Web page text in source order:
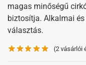
magas minőségű
biztosítja. Alkalmai
választás.
(2 vásárlói